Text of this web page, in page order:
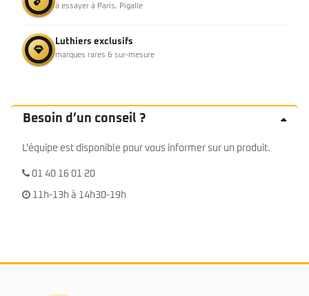
à essayer à Paris, Pigalle
Luthiers exclusifs
marques rares & sur-mesure
Besoin d’un conseil ?
L'équipe est disponible pour vous informer sur un produit.
01 40 16 01 20
11h-13h à 14h30-19h